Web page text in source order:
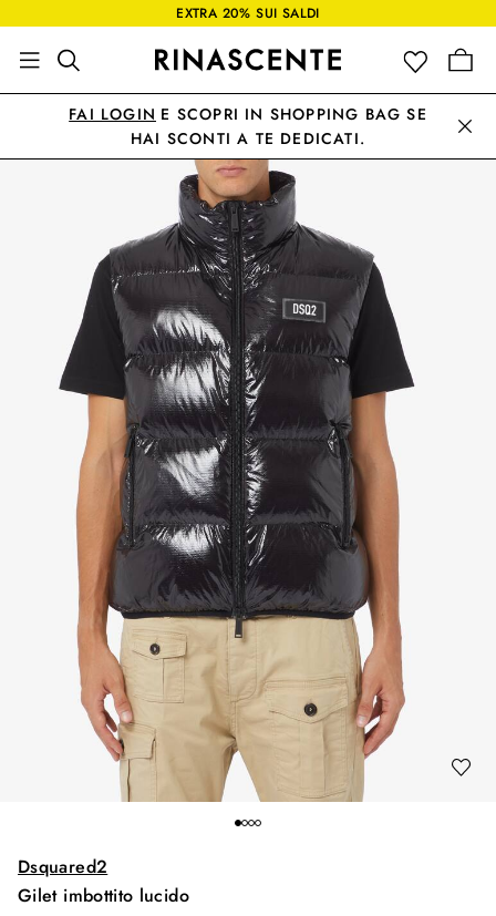
EXTRA 20% SUI SALDI
FAI LOGIN E SCOPRI IN SHOPPING BAG SE
HAI SCONTI A TE DEDICATI.
Dsquared2
Gilet imbottito lucido